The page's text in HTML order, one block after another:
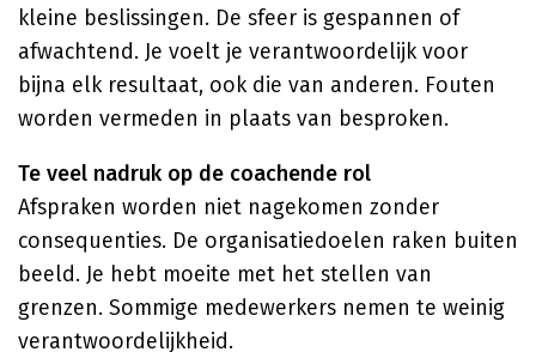
kleine beslissingen. De sfeer is gespannen of
afwachtend. Je voelt je verantwoordelijk voor
bijna elk resultaat, ook die van anderen. Fouten
worden vermeden in plaats van besproken.
Te veel nadruk op de coachende rol
Afspraken worden niet nagekomen zonder
consequenties. De organisatiedoelen raken buiten
beeld. Je hebt moeite met het stellen van
grenzen. Sommige medewerkers nemen te weinig
verantwoordelijkheid.